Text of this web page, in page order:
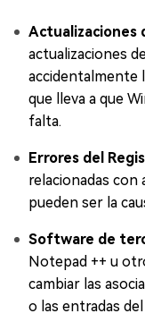
Actualizaciones
actualizaciones
accidentalmente
que lleva a que
falta.
Errores del
relacionadas
pueden ser la
Software de
Notepad ++ u
cambiar las
o las entradas